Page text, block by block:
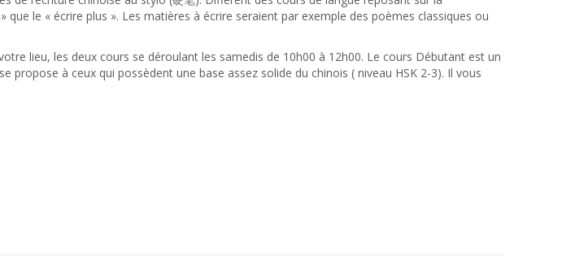
le « écrire plus ». Les matières à écrire seraient par exemple des poèmes classiques ou
lieu, les deux cours se déroulant les samedis de 10h00 à 12h00. Le cours Débutant est un
propose à ceux qui possèdent une base assez solide du chinois ( niveau HSK 2-3). Il vous